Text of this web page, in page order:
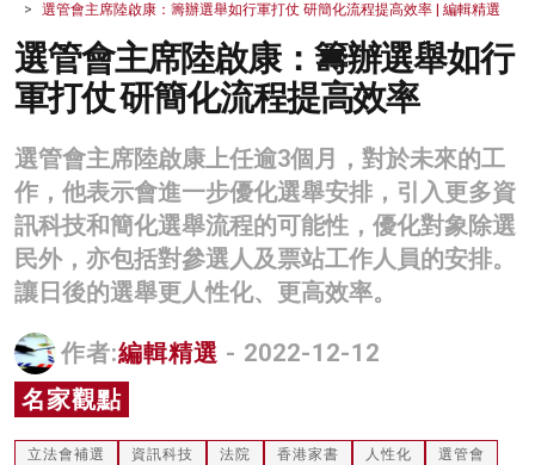
生活
健康
商業
科技
影片
名家榜
關於我們
選管會主席陸啟康：籌辦選舉如行軍打仗 研簡化流程提高效率 | 編輯精選
選管會主席陸啟康：籌辦選舉如行
軍打仗 研簡化流程提高效率
選管會主席陸啟康上任逾3個月，對於未來的工
作，他表示會進一步優化選舉安排，引入更多資
訊科技和簡化選舉流程的可能性，優化對象除選
民外，亦包括對參選人及票站工作人員的安排。
讓日後的選舉更人性化、更高效率。
作者:編輯精選 - 2022-12-12
名家觀點
立法會補選 資訊科技 法院 香港家書 人性化
選管會